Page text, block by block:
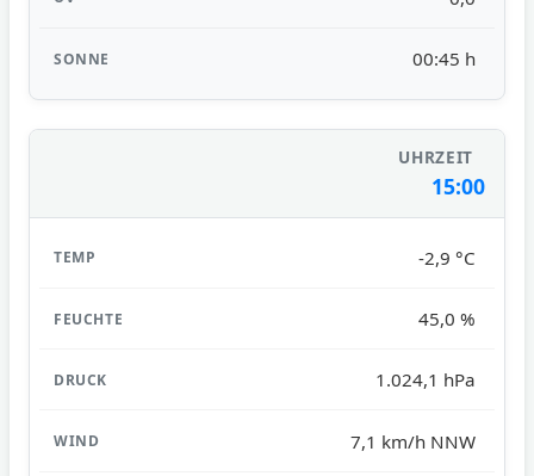
00:45 h
15:00
-2,9 °C
45,0 %
1.024,1 hPa
7,1 km/h NNW